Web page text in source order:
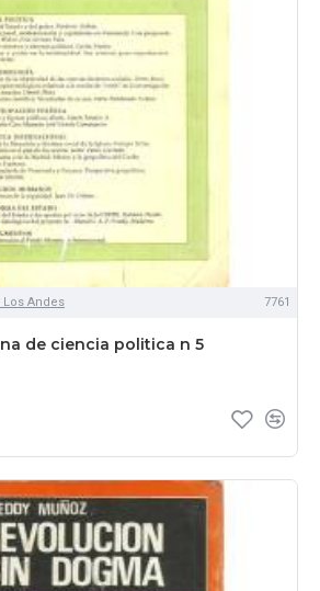
Los Andes 7761
de ciencia politica n 5